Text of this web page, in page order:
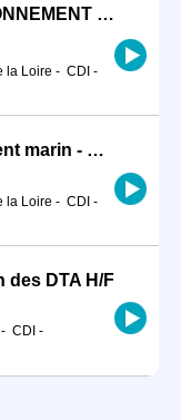
INGÉNIEUR D'ÉTUDES - ENVIRONNEMENT RÈGLEMENTAIRE (H/F)
la Loire - CDI -
Chargé d'études en environnement marin - Nantes H/F
la Loire - CDI -
des DTA H/F
- CDI -